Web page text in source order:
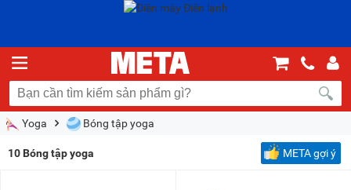
Yoga Bóng tập yoga
10 Bóng tập yoga META gợi ý